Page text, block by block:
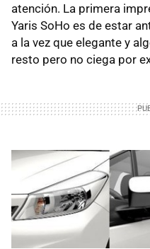
atención. La primera
Yaris SoHo es de estar
a la vez que elegante y
resto pero no ciega por